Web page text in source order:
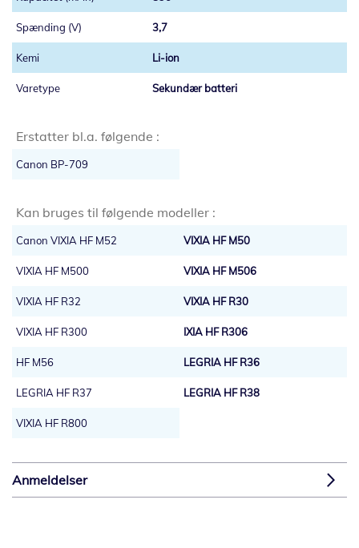
3,7
Li-ion
Sekundær batteri
Erstatter bl.a. følgende :
Canon BP-709
Kan bruges til følgende modeller :
Canon VIXIA HF M52 VIXIA HF M50
VIXIA HF M500 VIXIA HF M506
VIXIA HF R32 VIXIA HF R30
VIXIA HF R300 IXIA HF R306
HF M56 LEGRIA HF R36
LEGRIA HF R37 LEGRIA HF R38
VIXIA HF R800
Anmeldelser